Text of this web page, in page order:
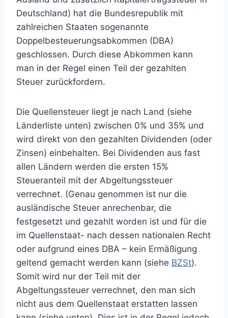
Deutschland) hat die Bundesrepublik mit
zahlreichen Staaten sogenannte
Doppelbesteuerungsabkommen (DBA)
geschlossen. Durch diese Abkommen kann
man in der Regel einen Teil der gezahlten
Steuer zurückfordern.
Die Quellensteuer liegt je nach Land (siehe
Länderliste unten) zwischen 0% und 35% und
wird direkt von den gezahlten Dividenden (oder
Zinsen) einbehalten. Bei Dividenden aus fast
allen Ländern werden die ersten 15%
Steueranteil mit der Abgeltungssteuer
verrechnet. (Genau genommen ist nur die
ausländische Steuer anrechenbar, die
festgesetzt und gezahlt worden ist und für die
im Quellenstaat- nach dessen nationalen Recht
oder aufgrund eines DBA – kein Ermäßigung
geltend gemacht werden kann (siehe BZSt).
Somit wird nur der Teil mit der
Abgeltungssteuer verrechnet, den man sich
nicht aus dem Quellenstaat erstatten lassen